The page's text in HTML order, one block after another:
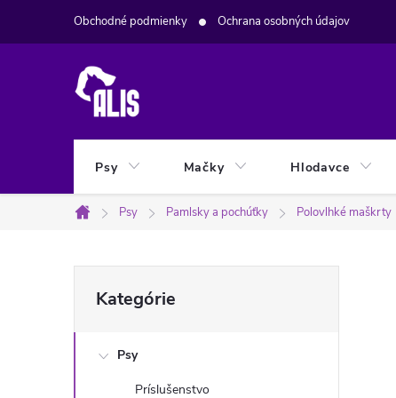
Obchodné podmienky Ochrana osobných údajov
Psy Mačky Hlodavce
Domov
Psy Pamlsky a pochúťky Polovlhké maškrty
o
kategórie
Kategórie
Psy
Príslušenstvo